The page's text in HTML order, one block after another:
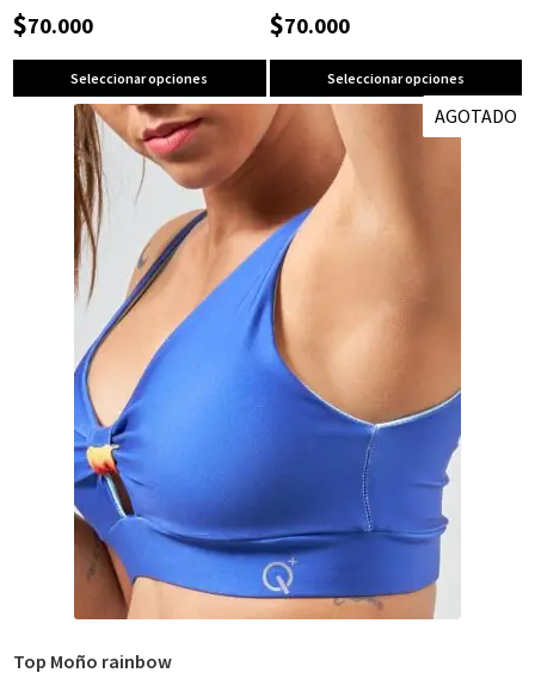
$70.000
Seleccionar opciones
$70.000
Seleccionar opciones
AGOTADO
Top Moño rainbow